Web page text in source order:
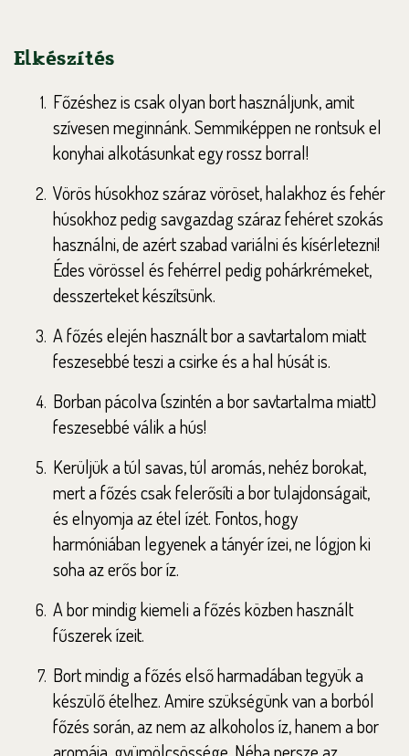
Elkészítés
Főzéshez is csak olyan bort használjunk, amit
szívesen meginnánk. Semmiképpen ne rontsuk el
konyhai alkotásunkat egy rossz borral!
Vörös húsokhoz száraz vöröset, halakhoz és fehér
húsokhoz pedig savgazdag száraz fehéret szokás
használni, de azért szabad variálni és kísérletezni!
Édes vörössel és fehérrel pedig pohárkrémeket,
desszerteket készítsünk.
A főzés elején használt bor a savtartalom miatt
feszesebbé teszi a csirke és a hal húsát is.
Borban pácolva (szintén a bor savtartalma miatt)
feszesebbé válik a hús!
Kerüljük a túl savas, túl aromás, nehéz borokat,
mert a főzés csak felerősíti a bor tulajdonságait,
és elnyomja az étel ízét. Fontos, hogy
harmóniában legyenek a tányér ízei, ne lógjon ki
soha az erős bor íz.
A bor mindig kiemeli a főzés közben használt
fűszerek ízeit.
Bort mindig a főzés első harmadában tegyük a
készülő ételhez. Amire szükségünk van a borból
főzés során, az nem az alkoholos íz, hanem a bor